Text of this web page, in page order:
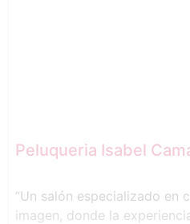
Peluqueria Isabel
“Un salón especializado en
imagen, donde la